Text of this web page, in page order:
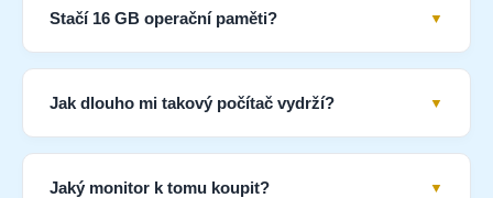
Stačí 16 GB operační paměti?
Jak dlouho mi takový počítač vydrží?
Jaký monitor k tomu koupit?